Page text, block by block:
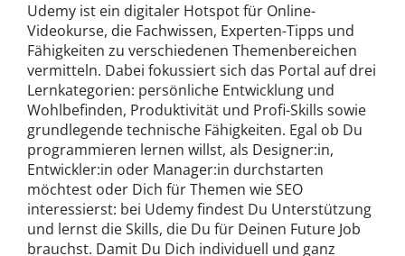
Udemy ist ein digitaler Hotspot für Online-
Videokurse, die Fachwissen, Experten-Tipps und
Fähigkeiten zu verschiedenen Themenbereichen
vermitteln. Dabei fokussiert sich das Portal auf drei
Lernkategorien: persönliche Entwicklung und
Wohlbefinden, Produktivität und Profi-Skills sowie
grundlegende technische Fähigkeiten. Egal ob Du
programmieren lernen willst, als Designer:in,
Entwickler:in oder Manager:in durchstarten
möchtest oder Dich für Themen wie SEO
interessierst: bei Udemy findest Du Unterstützung
und lernst die Skills, die Du für Deinen Future Job
brauchst. Damit Du Dich individuell und ganz